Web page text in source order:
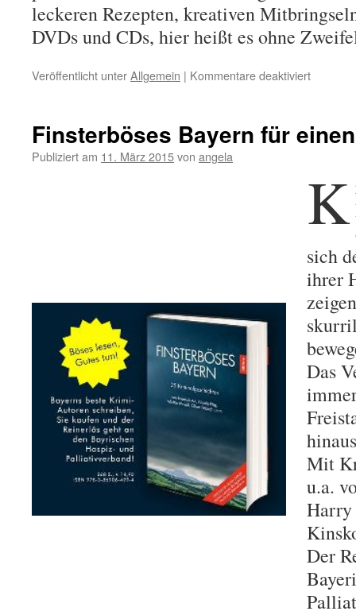
leckeren Rezepten, kreativen
DVDs und CDs, hier heißt es ohne
Veröffentlicht unterAllgemein | Kommentare deaktiviert
Krimi
wurde
Finsterböses Bayern für
Publiziert am 11. März 2015von angela
K
sich
ihrer
Das
Mit
u.a.
Harry
Der